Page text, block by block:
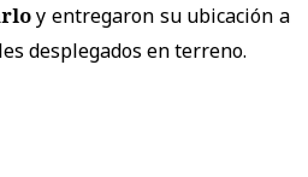
y entregaron su ubicación a
desplegados en terreno.